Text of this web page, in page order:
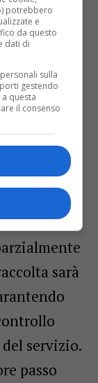
ai
la
diventa
una
sarà
servizio.
passo
potrebbero
e
da questo
dati di
sulla
gestendo
questa
il consenso